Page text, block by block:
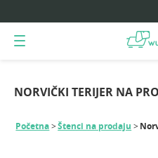
NORVIČKI TERIJER NA
Početna Štenci na prodaju